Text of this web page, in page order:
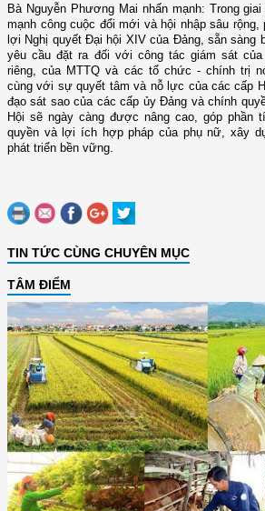
Bà Nguyễn Phương Mai nhấn mạnh: Trong
mạnh công cuộc đổi mới và hội nhập sâu rộng,
lợi Nghị quyết Đại hội XIV của Đảng, sẵn sàng
yêu cầu đặt ra đối với công tác giám sát của
riêng, của MTTQ và các tổ chức - chính trị
cùng với sự quyết tâm và nỗ lực của các cấp
đạo sát sao của các cấp ủy Đảng và chính
Hội sẽ ngày càng được nâng cao, góp phần
quyền và lợi ích hợp pháp của phụ nữ, xây
phát triển bền vững.
TIN TỨC CÙNG CHUYÊN MỤC
TÂM ĐIỂM